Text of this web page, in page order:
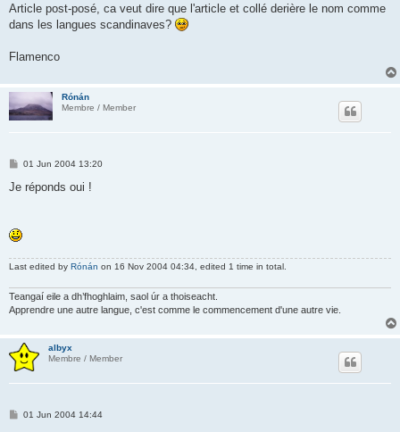
Article post-posé, ca veut dire que l'article et collé derière le nom comme
dans les langues scandinaves?
Flamenco
Rónán
Membre / Member
P
s
01 Jun 2004 13:20
Je réponds oui !
Last edited by Rónán on 16 Nov 2004 04:34, edited 1 time in total.
Teangaí eile a dh’fhoghlaim, saol úr a thoiseacht.
Apprendre une autre langue, c'est comme le commencement d'une autre vie.
albyx
Membre / Member
P01 Jun 2004 14:44